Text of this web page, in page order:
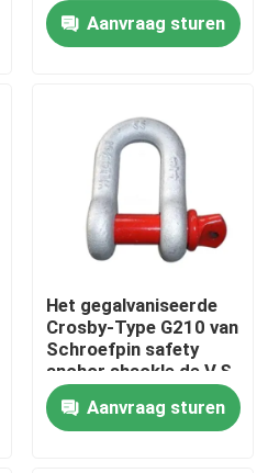
Aanvraag sturen
Het gegalvaniseerde
Crosby-Type G210 van
Schroefpin safety
anchor shackle de V.S.
Aanvraag sturen